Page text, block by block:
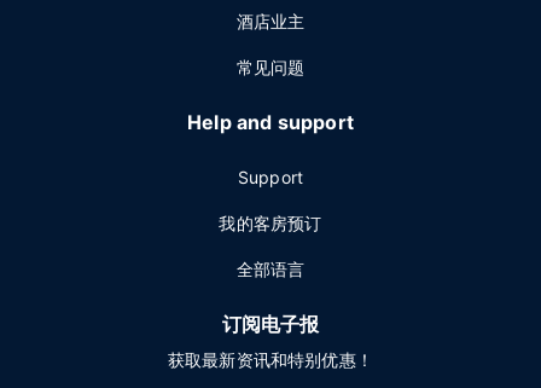
酒店业主
常见问题
Help and support
Support
我的客房预订
全部语言
订阅电子报
获取最新资讯和特别优惠！